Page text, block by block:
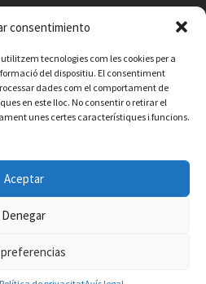
consentimiento
tecnologies com les cookies per a
del dispositiu. El consentiment
dades com el comportament de
en este lloc. No consentir o retirar el
unes certes característiques i funcions.
Aceptar
Denegar
de privacitat
- Desarrollada por